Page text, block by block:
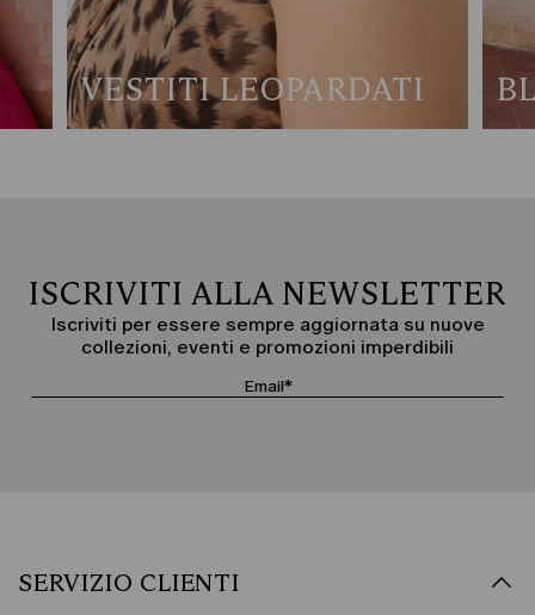
VESTITI LEOPARDATI
ISCRIVITI ALLA NEWSLETTER
Iscriviti per essere sempre aggiornata su nuove
collezioni, eventi e promozioni imperdibili
SERVIZIO CLIENTI